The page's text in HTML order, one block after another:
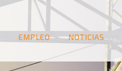
EMPLEO NOTICIAS